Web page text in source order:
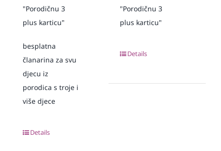
"Porodičnu 3
plus karticu"
besplatna
članarina za svu
djecu iz
porodica s troje i
više djece
Details
"Porodičnu 3
plus karticu"
Details